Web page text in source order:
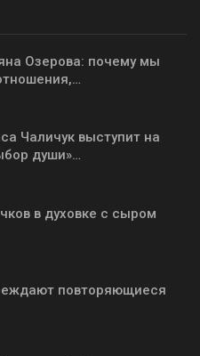
Озерова: почему мы
Чаличук выступит на
души»…
в духовке с сыром
повторяющиеся